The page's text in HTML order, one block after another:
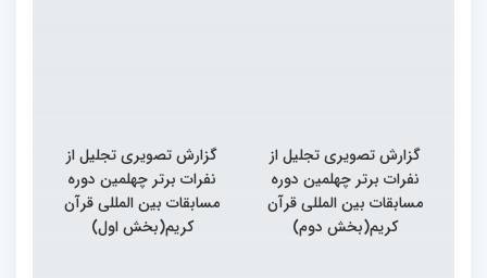
گزارش تصویری تجلیل از
نفرات برتر چهلمین دوره
مسابقات بین المللی قرآن
کریم(بخش دوم)
گزارش تصویری تجلیل از
نفرات برتر چهلمین دوره
مسابقات بین المللی قرآن
کریم(بخش اول)